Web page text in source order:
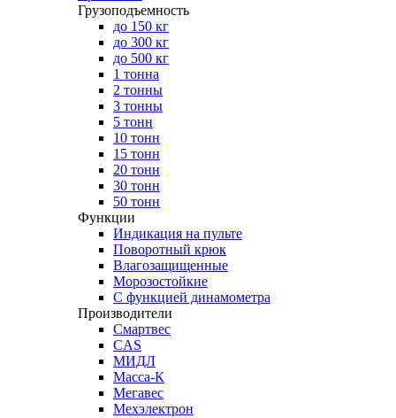
Грузоподъемность
до 150 кг
до 300 кг
до 500 кг
1 тонна
2 тонны
3 тонны
5 тонн
10 тонн
15 тонн
20 тонн
30 тонн
50 тонн
Функции
Индикация на пульте
Поворотный крюк
Влагозащищенные
Морозостойкие
С функцией динамометра
Производители
Смартвес
CAS
МИДЛ
Масса-К
Мегавес
Мехэлектрон